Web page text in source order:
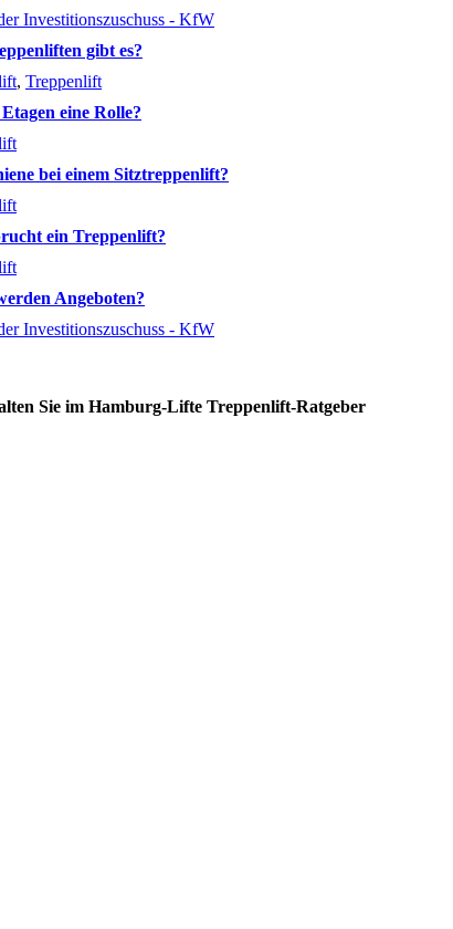
Investitionszuschuss - KfW
gibt es?
, Treppenlift
eine Rolle?
bei einem Sitztreppenlift?
ein Treppenlift?
Angeboten?
Investitionszuschuss - KfW
Sie im Hamburg-Lifte Treppenlift-Ratgeber